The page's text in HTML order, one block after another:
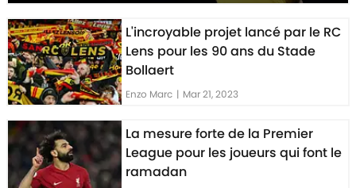
L'incroyable projet lancé par le RC
Lens pour les 90 ans du Stade
Bollaert
Enzo Marc | Mar 21, 2023
La mesure forte de la Premier
League pour les joueurs qui font le
ramadan